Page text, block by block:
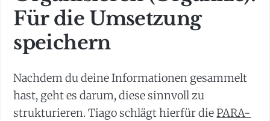
Für die Umsetzung
speichern
Nachdem du deine Informationen gesammelt
hast, geht es darum, diese sinnvoll zu
strukturieren. Tiago schlägt hierfür diePARA-